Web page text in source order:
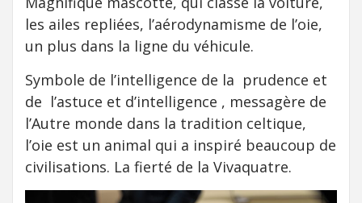
les ailes repliées, l’aérodynamisme de l’oie,
un plus dans la ligne du véhicule.
Symbole de l’intelligence de la prudence et
de l’astuce et d’intelligence , messagère de
l’Autre monde dans la tradition celtique,
l’oie est un animal qui a inspiré beaucoup de
civilisations. La fierté de la Vivaquatre.